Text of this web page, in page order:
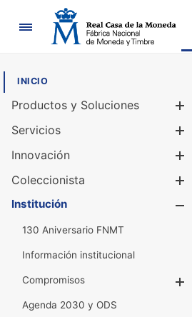
Navegación
INICIO
Productos y Soluciones
Servicios
Innovación
Coleccionista
Institución
130 Aniversario FNMT
Información institucional
Compromisos
Agenda 2030 y ODS